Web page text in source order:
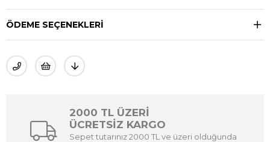
ÖDEME SEÇENEKLERI
2000 TL ÜZERİ
ÜCRETSİZ KARGO
Sepet tutarınız 2000 TL ve üzeri olduğunda